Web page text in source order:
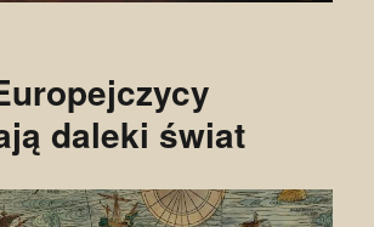
daleki świat